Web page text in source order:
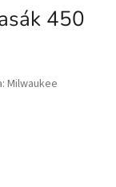
450
Milwaukee